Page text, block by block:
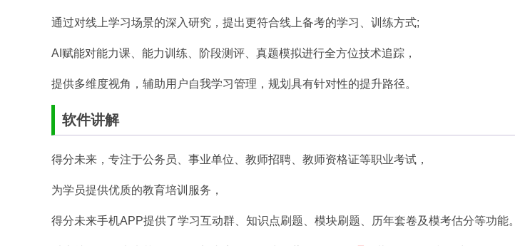
通过对线上学习场景的深入研究，提出更符合线上备考的学习、训练方式;
AI赋能对能力课、能力训练、阶段测评、真题模拟进行全方位技术追踪，
提供多维度视角，辅助用户自我学习管理，规划具有针对性的提升路径。
软件讲解
得分未来，专注于公务员、事业单位、教师招聘、教师资格证等职业考试，
为学员提供优质的教育培训服务，
得分未来手机APP提供了学习互动群、知识点刷题、模块刷题、历年套卷及模考估分等功能。